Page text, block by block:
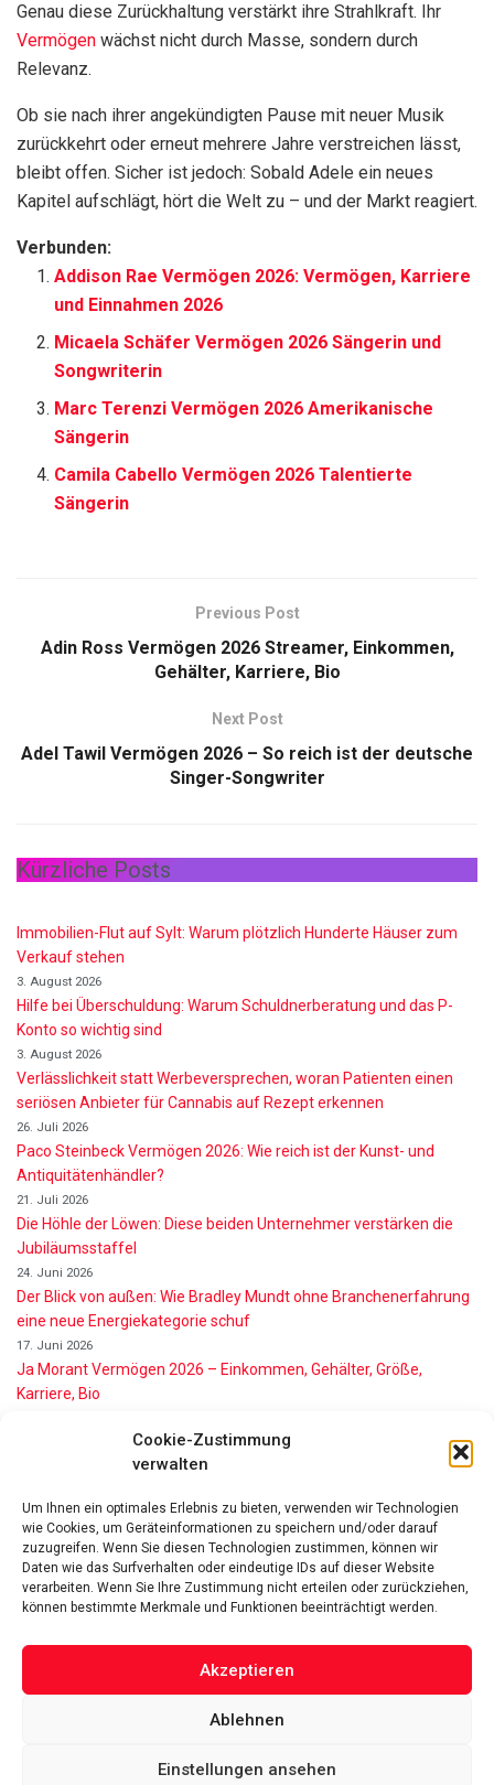
Cookie-Zustimmung
verwalten
Um Ihnen ein optimales Erlebnis zu bieten, verwenden wir Technologien
wie Cookies, um Geräteinformationen zu speichern und/oder darauf
zuzugreifen. Wenn Sie diesen Technologien zustimmen, können wir
Daten wie das Surfverhalten oder eindeutige IDs auf dieser Website
verarbeiten. Wenn Sie Ihre Zustimmung nicht erteilen oder zurückziehen,
können bestimmte Merkmale und Funktionen beeinträchtigt werden.
Akzeptieren
Ablehnen
Einstellungen ansehen
Genau diese Zurückhaltung verstärkt ihre Strahlkraft. Ihr
Vermögen wächst nicht durch Masse, sondern durch
Relevanz.
Ob sie nach ihrer angekündigten Pause mit neuer Musik
zurückkehrt oder erneut mehrere Jahre verstreichen lässt,
bleibt offen. Sicher ist jedoch: Sobald Adele ein neues
Kapitel aufschlägt, hört die Welt zu – und der Markt reagiert.
Verbunden:
Addison Rae Vermögen 2026: Vermögen, Karriere
und Einnahmen 2026
Micaela Schäfer Vermögen 2026 Sängerin und
Songwriterin
Marc Terenzi Vermögen 2026 Amerikanische
Sängerin
Camila Cabello Vermögen 2026 Talentierte
Sängerin
Previous Post
Adin Ross Vermögen 2026 Streamer, Einkommen,
Gehälter, Karriere, Bio
Next Post
Adel Tawil Vermögen 2026 – So reich ist der deutsche
Singer-Songwriter
Kürzliche Posts
Immobilien-Flut auf Sylt: Warum plötzlich Hunderte Häuser zum
Verkauf stehen
3. August 2026
Hilfe bei Überschuldung: Warum Schuldnerberatung und das P-
Konto so wichtig sind
3. August 2026
Verlässlichkeit statt Werbeversprechen, woran Patienten einen
seriösen Anbieter für Cannabis auf Rezept erkennen
26. Juli 2026
Paco Steinbeck Vermögen 2026: Wie reich ist der Kunst- und
Antiquitätenhändler?
21. Juli 2026
Die Höhle der Löwen: Diese beiden Unternehmer verstärken die
Jubiläumsstaffel
24. Juni 2026
Der Blick von außen: Wie Bradley Mundt ohne Branchenerfahrung
eine neue Energiekategorie schuf
17. Juni 2026
Ja Morant Vermögen 2026 – Einkommen, Gehälter, Größe,
Karriere, Bio
Alice Walton Vermögen 2026: So reich ist die Walmart-Erbin
wirklich
11. Juni 2026
Nino de Angelo Vermögen 2026 Wie Reich Ist Er?
9. Juni 2026
Das Vermögen von Promis von A bis Z
Twitter